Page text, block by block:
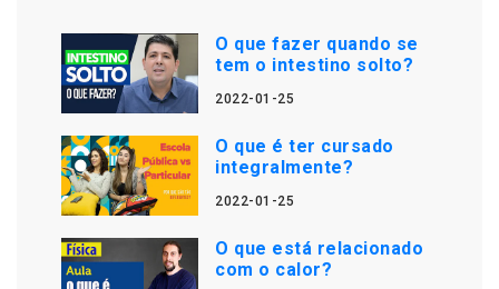
O que fazer quando se
tem o intestino solto?
2022-01-25
O que é ter cursado
integralmente?
2022-01-25
O que está relacionado
com o calor?